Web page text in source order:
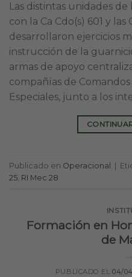
Las distintas unidades
con la Ca Cdo(s) 601 y las
desarrollaron ejercicios
instrucción de la
armas de apoyo
compañías de
Especiales, junto a los
Publicado en Operacional |
25 RI Mec 28
Formación en
de
PUBLICADO EL04/